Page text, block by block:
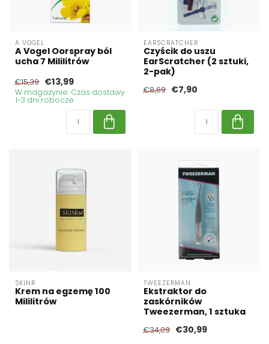
A VOGEL
A Vogel Oorspray ból
ucha 7 Mililitrów
€15,39 €13,99
W magazynie. Czas dostawy
1-3 dni robocze
EARSCRATCHER
Czyścik do uszu
EarScratcher (2 sztuki,
2-pak)
€8,69 €7,90
SKINR
Krem na egzemę 100
Mililitrów
TWEEZERMAN
Ekstraktor do
zaskórników
Tweezerman, 1 sztuka
€34,09 €30,99